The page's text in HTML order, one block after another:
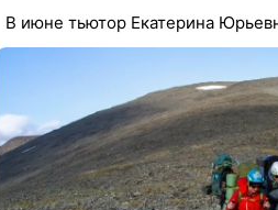
В июне тьютор Екатерина